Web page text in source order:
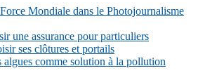
Mondiale dans le Photojournalisme
une assurance pour particuliers
ses clôtures et portails
algues comme solution à la pollution